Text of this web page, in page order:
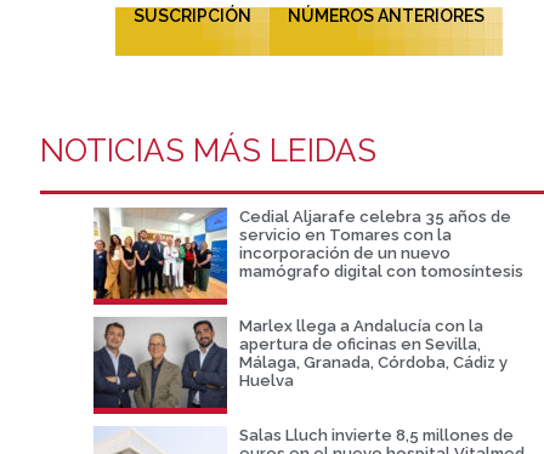
SUSCRIPCIÓN NÚMEROS ANTERIORES
NOTICIAS MÁS LEIDAS
Cedial Aljarafe celebra 35 años de
servicio en Tomares con la
incorporación de un nuevo
mamógrafo digital con tomosíntesis
Marlex llega a Andalucía con la
apertura de oficinas en Sevilla,
Málaga, Granada, Córdoba, Cádiz y
Huelva
Salas Lluch invierte 8,5 millones de